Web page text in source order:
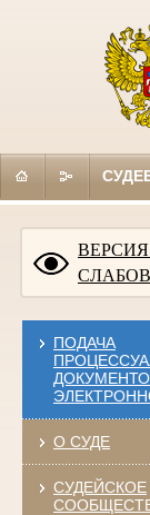
ПОДАЧА
О СУДЕ
СУДЕЙСКОЕ